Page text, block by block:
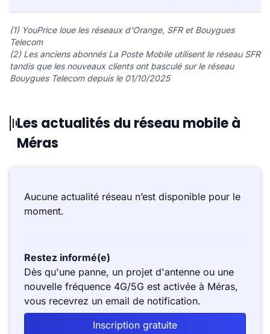
(1) YouPrice loue les réseaux d'Orange, SFR et Bouygues
Telecom
(2) Les anciens abonnés La Poste Mobile utilisent le réseau SFR
tandis que les nouveaux clients ont basculé sur le réseau
Bouygues Telecom depuis le 01/10/2025
Les actualités du réseau mobile à
Méras
Aucune actualité réseau n’est disponible pour le
moment.
Restez informé(e)
Dès qu'une panne, un projet d'antenne ou une
nouvelle fréquence 4G/5G est activée à Méras,
vous recevrez un email de notification.
Inscription gratuite